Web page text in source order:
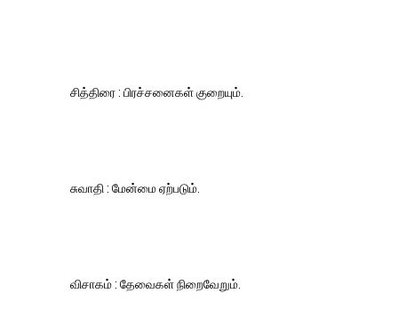
சித்திரை : பிரச்சனைகள் குறையும்.
சுவாதி : மேன்மை ஏற்படும்.
விசாகம் : தேவைகள் நிறைவேறும்.